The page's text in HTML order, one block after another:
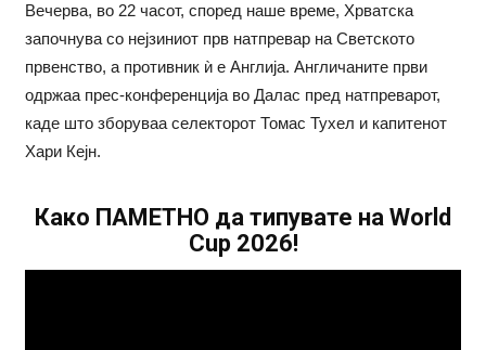
Вечерва, во 22 часот, според наше време, Хрватска
започнува со нејзиниот прв натпревар на Светското
првенство, а противник ѝ е Англија. Англичаните први
одржаа прес-конференција во Далас пред натпреварот,
каде што зборуваа селекторот Томас Тухел и капитенот
Хари Кејн.
Како ПАМЕТНО да типувате на World
Cup 2026!